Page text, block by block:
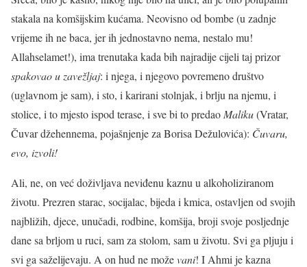
stakala na komšijskim kućama. Neovisno od bombe (u zadnje
vrijeme ih ne baca, jer ih jednostavno nema, nestalo mu!
Allahselamet!), ima trenutaka kada bih najradije cijeli taj prizor
spakovao u zavežljaj: i njega, i njegovo povremeno društvo
(uglavnom je sam), i sto, i karirani stolnjak, i brlju na njemu, i
stolice, i to mjesto ispod terase, i sve bi to predao Maliku(Vratar,
Čuvar džehennema, pojašnjenje za Borisa Dežulovića): Čuvaru,
evo, izvoli!
Ali, ne, on već doživljava neviđenu kaznu u alkoholiziranom
životu. Prezren starac, socijalac, bijeda i kmica, ostavljen od svojih
najbližih, djece, unučadi, rodbine, komšija, broji svoje posljednje
dane sa brljom u ruci, sam za stolom, sam u životu. Svi ga pljuju i
svi ga saželijevaju. A on hud ne moževani! I Ahmi je kazna